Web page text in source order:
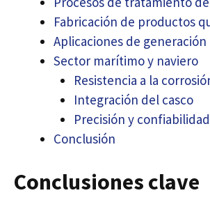
Fabricación de productos
Aplicaciones de
Sector marítimo y naviero
Resistencia a la
Integración del casco
Precisión y confiabilidad
Conclusión
Conclusiones clave